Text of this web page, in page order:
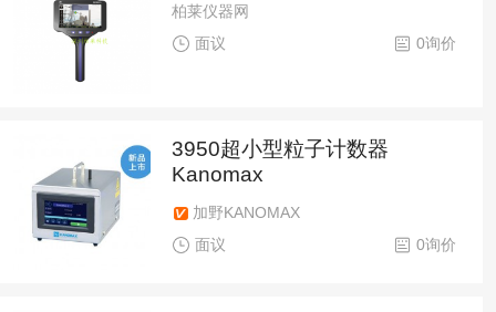
柏莱仪器网
0询价
面议
3950超小型粒子计数器
Kanomax
加野KANOMAX
0询价
面议